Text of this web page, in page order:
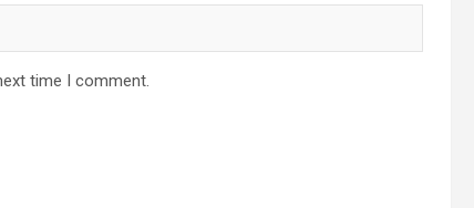
time I comment.